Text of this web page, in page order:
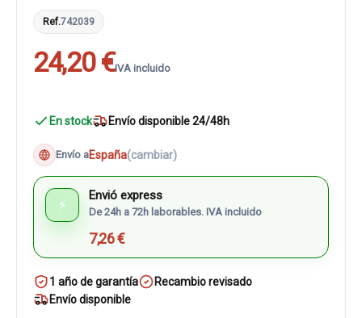
Ref.742039
24,20 €IVA incluido
En stock Envío disponible 24/48h
Envío aEspaña(cambiar)
⚡
Envió express
De 24h a 72h laborables. IVA incluido
7,26 €
1 año de garantía
Recambio revisado
Envío disponible